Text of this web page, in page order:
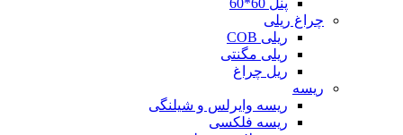
پنل 60*60
چراغ ریلی
ریلی COB
ریلی مگنتی
ریل چراغ
ریسه
ریسه وایرلس و شیلنگی
ریسه فلکسی